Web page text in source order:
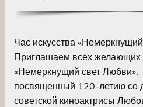
Час искусства
Приглашаем всех желающих
«Немеркнущий свет Любви»,
посвященный 120-летию со
советской киноактрисы